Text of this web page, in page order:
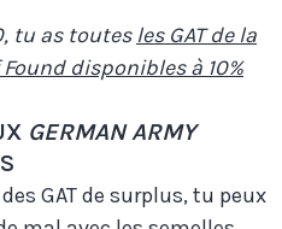
tu as toutes les GAT de la
disponibles à 10%
GERMAN ARMY
GAT de surplus, tu peux